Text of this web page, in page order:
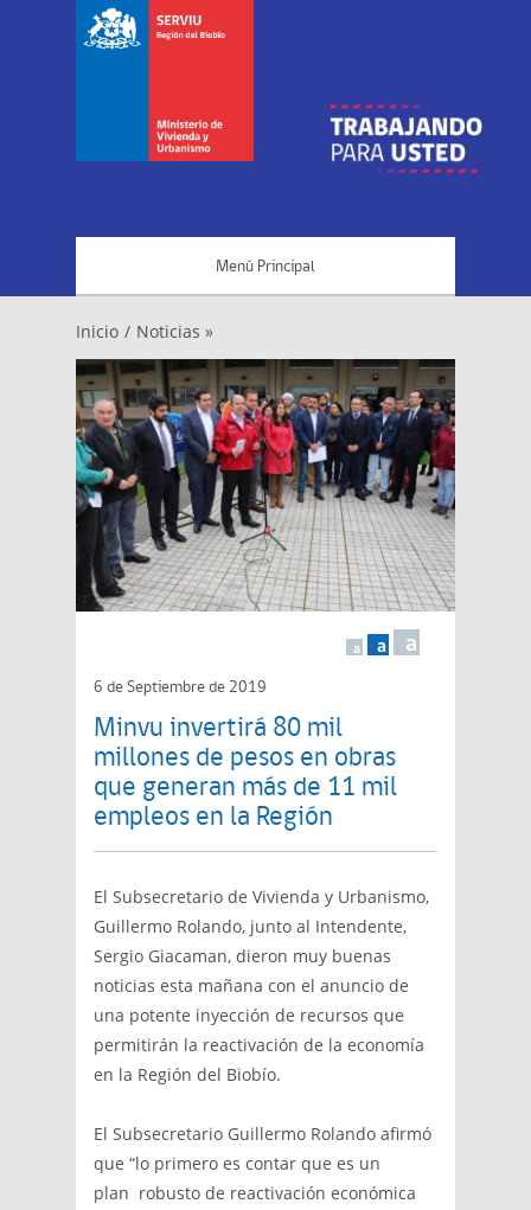
Menú Principal
Inicio / Noticias »
a a a
6 de Septiembre de 2019
Minvu invertirá 80 mil
millones de pesos en obras
que generan más de 11 mil
empleos en la Región
El Subsecretario de Vivienda y Urbanismo,
Guillermo Rolando, junto al Intendente,
Sergio Giacaman, dieron muy buenas
noticias esta mañana con el anuncio de
una potente inyección de recursos que
permitirán la reactivación de la economía
en la Región del Biobío.
El Subsecretario Guillermo Rolando afirmó
que “lo primero es contar que es un
plan robusto de reactivación económica